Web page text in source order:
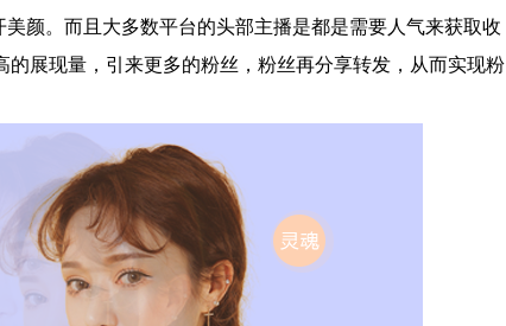
颜。而且大多数平台的头部主播是都是需要人气来获取收
的展现量，引来更多的粉丝，粉丝再分享转发，从而实现粉